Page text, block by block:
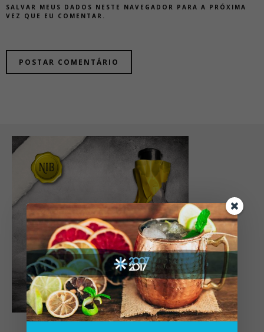
SALVAR MEUS DADOS NESTE NAVEGADOR PARA A PRÓXIMA
VEZ QUE EU COMENTAR.